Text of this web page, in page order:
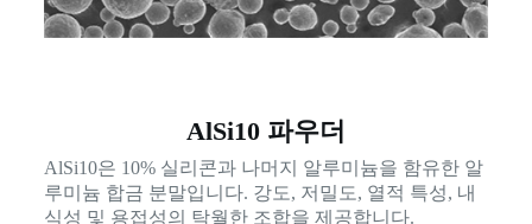
AlSi10 파우더
AlSi10은 10% 실리콘과 나머지 알루미늄을 함유한 알
루미늄 합금 분말입니다. 강도, 저밀도, 열적 특성, 내
식성 및 용접성의 탁월한 조합을 제공합니다.